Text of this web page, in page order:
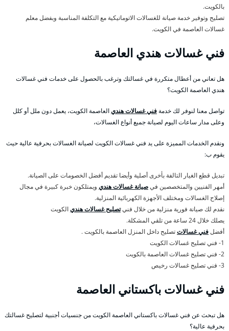
بالكويت.
تصليح وتوفير خدمة صيانة للغسالات الاتوماتيكية مع التكلفة المناسبة وبفضل معلم
غسالات العاصمة في الكويت.
فني غسالات هندي العاصمة
هل تعاني من أعطال متكررة في غسالتك وترغب بالحصول على خدمات فني غسالات
هندي العاصمة الكويت؟
تواصل معنا لنوفر لك خدمةفني غسالات هنديالعاصمة الكويت، يعمل دون ملل أو كلل
وعلى مدار ساعات اليوم لصيانة جميع أنواع الغسالات،
ونقدم الخدمات المميزة على يد فني غسالات الكويت لصيانة الغسالات بحرفية عالية حيث
يقوم ب:
تبديل قطع الغيار التالفة بأخرى أصلية وأيضا تقديم أفضل الخصومات على الصيانة.
أمهر الفنيين والمتخصصين فيصيانة غسالات هندي ويمتلكون خبرة كبيرة في مجال
إصلاح الغسالات ومختلف الأجهزة الكهربائية المنزلية.
نقدم لك صيانة فورية منزلية من خلال فنيتصليح غسالات هنديالكويت
يصلك خلال 24 ساعة من تلقي المشكلة.
أفضلفني غسالاتتصليح داخل المنزل العاصمة بالكويت .
1- فني تصليح غسالات الكويت
2- فني تصليح غسالات العاصمة بالكويت
3- فني تصليح غسالات رخيص
فني غسالات باكستاني العاصمة
هل تبحث عن فني غسالات باكستاني العاصمة الكويت من جنسيات أجنبية لتصليح غسالتك
بحرفية عالية؟